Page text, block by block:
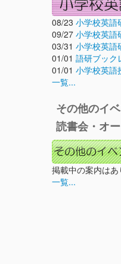
08/23 小学校英
09/27 小学校英
03/31 小学校英
01/01 語研ブック
01/01 小学校英語
一覧...
その他のイ
読書会・オ
掲載中の案内はあ
一覧...